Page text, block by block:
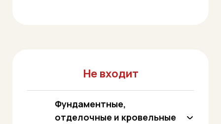
Не входит
Фундаментные,
отделочные и кровельные